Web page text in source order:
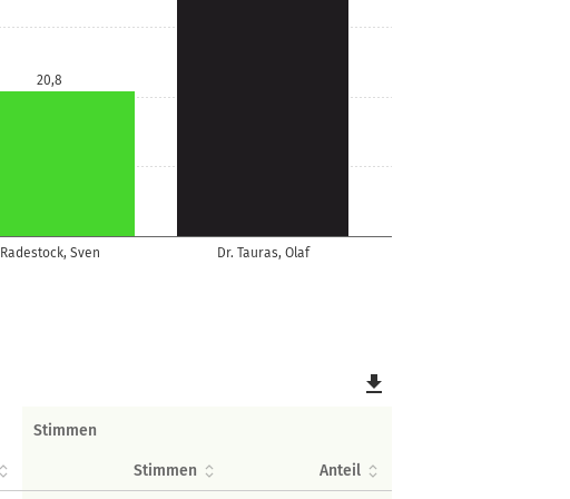
Radestock, Sven Dr. Tauras, Olaf
20,8
file_download
Stimmen
Stimmen Anteil